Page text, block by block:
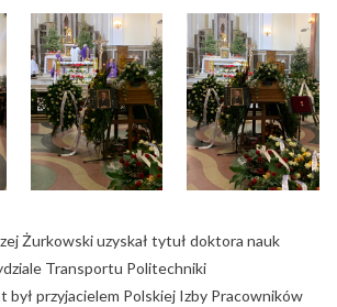
Żurkowski uzyskał tytuł doktora nauk
Transportu Politechniki
był przyjacielem Polskiej Izby Pracowników